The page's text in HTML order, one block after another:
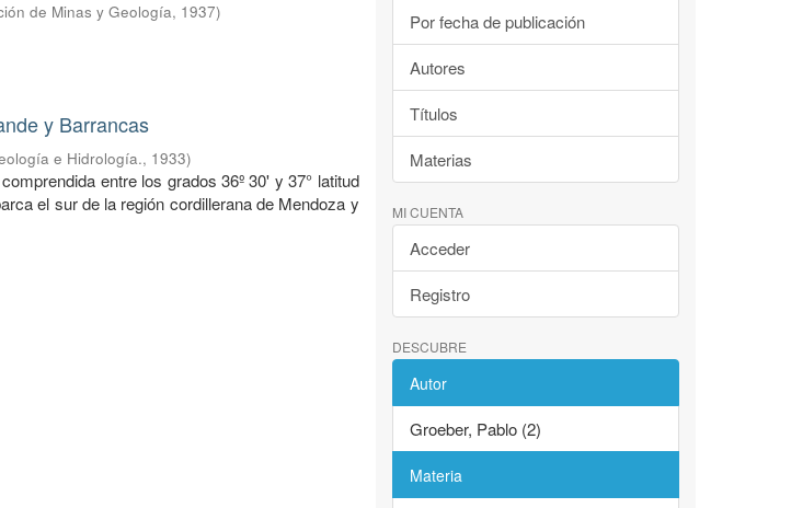
de Minas y Geología, 1937)
y Barrancas
e Hidrología., 1933)
entre los grados 36º 30' y 37° latitud
el sur de la región cordillerana de Mendoza y
Por fecha de publicación
Autores
Títulos
Materias
MI CUENTA
Acceder
Registro
DESCUBRE
Autor
Groeber, Pablo (2)
Materia